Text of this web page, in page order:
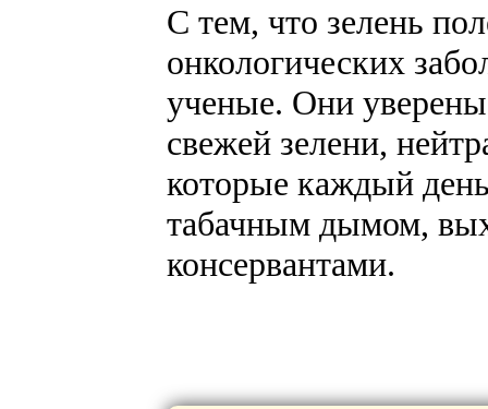
С тем, что зелень
онкологических
ученые. Они
свежей зелени,
которые каждый
табачным дымом,
консервантами.